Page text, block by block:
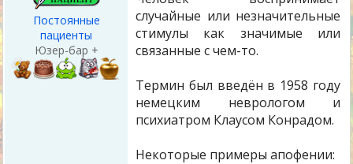
Постоянные
пациенты
Юзер-бар +
случайные или незначительные
стимулы как значимые или
связанные с чем-то.
Термин был введён в 1958 году
немецким неврологом и
психиатром Клаусом Конрадом.
Некоторые примеры апофении: